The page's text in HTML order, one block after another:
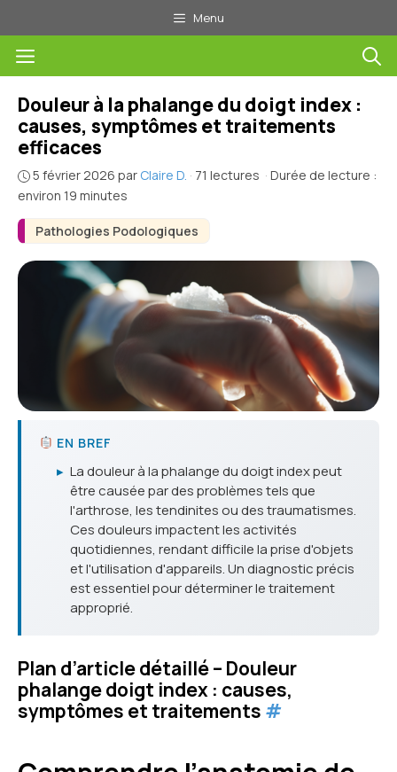
au
contenu
Menu
Menu
Pathologies Podologiques
Douleur à la phalange du doigt index :
causes, symptômes et traitements
efficaces
5 février 2026 par Claire D. · 71 lectures · Durée de lecture :
environ 19 minutes
EN BREF
▸ La douleur à la phalange du doigt index peut
être causée par des problèmes tels que
l'arthrose, les tendinites ou des traumatismes.
Ces douleurs impactent les activités
quotidiennes, rendant difficile la prise d'objets
et l'utilisation d'appareils. Un diagnostic précis
est essentiel pour déterminer le traitement
approprié.
Plan d’article détaillé – Douleur
phalange doigt index : causes,
symptômes et traitements #